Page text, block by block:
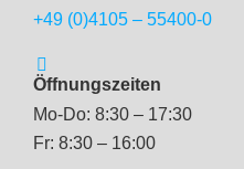
+49 (0)4105 – 55400-0
Öffnungszeiten
Mo-Do: 8:30 – 17:30
Fr: 8:30 – 16:00